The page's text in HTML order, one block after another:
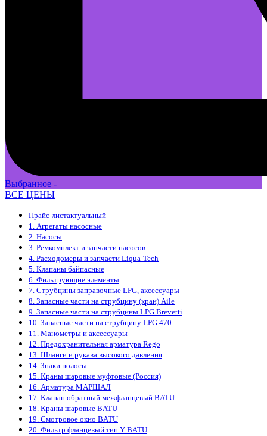
Выбранное -
ВСЕ ЦЕНЫ
Прайс-листактуальный
1. Агрегаты насосные
2. Насосы
3. Ремкомплект и запчасти насосов
4. Расходомеры и запчасти Liqua-Tech
5. Клапаны байпасные
6. Фильтрующие элементы
7. Струбцины заправочные LPG, аксессуары
8. Запасные части на струбцину (кран) Aile
9. Запасные части на струбцины LPG Brevetti
10. Запасные части на струбцину LPG 470
11. Манометры и аксессуары
12. Предохранительная арматура Rego
13. Шланги и рукава высокого давления
14. Знаки полосы
15. Краны шаровые муфтовые (Россия)
16. Арматура МАРШАЛ
17. Клапан обратный межфланцевый BATU
18. Краны шаровые BATU
19. Смотровое окно BATU
20. Фильтр фланцевый тип Y BATU